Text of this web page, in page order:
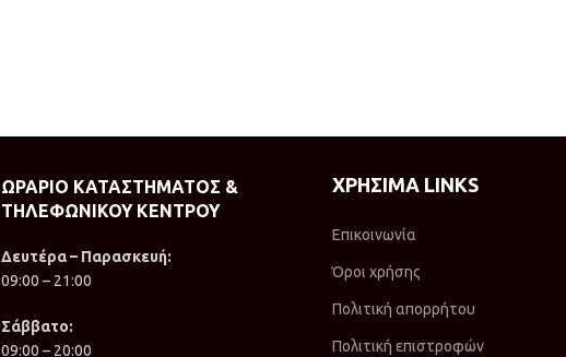
ΩΡΑΡΙΟ ΚΑΤΑΣΤΗΜΑΤΟΣ &
ΤΗΛΕΦΩΝΙΚΟΥ ΚΕΝΤΡΟΥ
Δευτέρα – Παρασκευή:
09:00 – 21:00
Σάββατο:
09:00 – 20:00
ΧΡΗΣΙΜΑ LINKS
Επικοινωνία
Όροι χρήσης
Πολιτική απορρήτου
Πολιτική επιστροφών